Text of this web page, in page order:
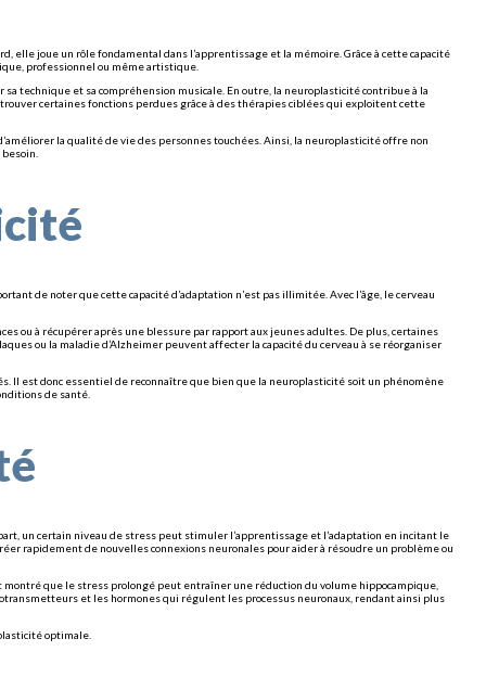
elle joue un rôle fondamental dans l’apprentissage et la mémoire. Grâce à cette capacité
professionnel ou même artistique.
technique et sa compréhension musicale. En outre, la neuroplasticité contribue à la
certaines fonctions perdues grâce à des thérapies ciblées qui exploitent cette
la qualité de vie des personnes touchées. Ainsi, la neuroplasticité offre non
de noter que cette capacité d’adaptation n’est pas illimitée. Avec l’âge, le cerveau
ou à récupérer après une blessure par rapport aux jeunes adultes. De plus, certaines
ou la maladie d’Alzheimer peuvent affecter la capacité du cerveau à se réorganiser
Il est donc essentiel de reconnaître que bien que la neuroplasticité soit un phénomène
de santé.
un certain niveau de stress peut stimuler l’apprentissage et l’adaptation en incitant le
rapidement de nouvelles connexions neuronales pour aider à résoudre un problème ou
que le stress prolongé peut entraîner une réduction du volume hippocampique,
et les hormones qui régulent les processus neuronaux, rendant ainsi plus
optimale.